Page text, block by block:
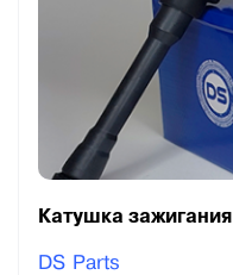
Катушка зажигания
DS Parts